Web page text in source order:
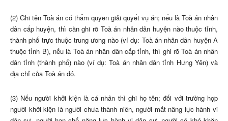
(2) Ghi tên Toà án có thẩm quyền giải quyết vụ án; nếu là Toà án nhân
dân cấp huyện, thì cần ghi rõ Toà án nhân dân huyện nào thuộc tỉnh,
thành phố trực thuộc trung ương nào (ví dụ: Toà án nhân dân huyện A
thuộc tỉnh B), nếu là Toà án nhân dân cấp tỉnh, thì ghi rõ Toà án nhân
dân tỉnh (thành phố) nào (ví dụ: Toà án nhân dân tỉnh Hưng Yên) và
địa chỉ của Toà án đó.
(3) Nếu người khởi kiện là cá nhân thì ghi họ tên; đối với trường hợp
người khởi kiện là người chưa thành niên, người mất năng lực hành vi